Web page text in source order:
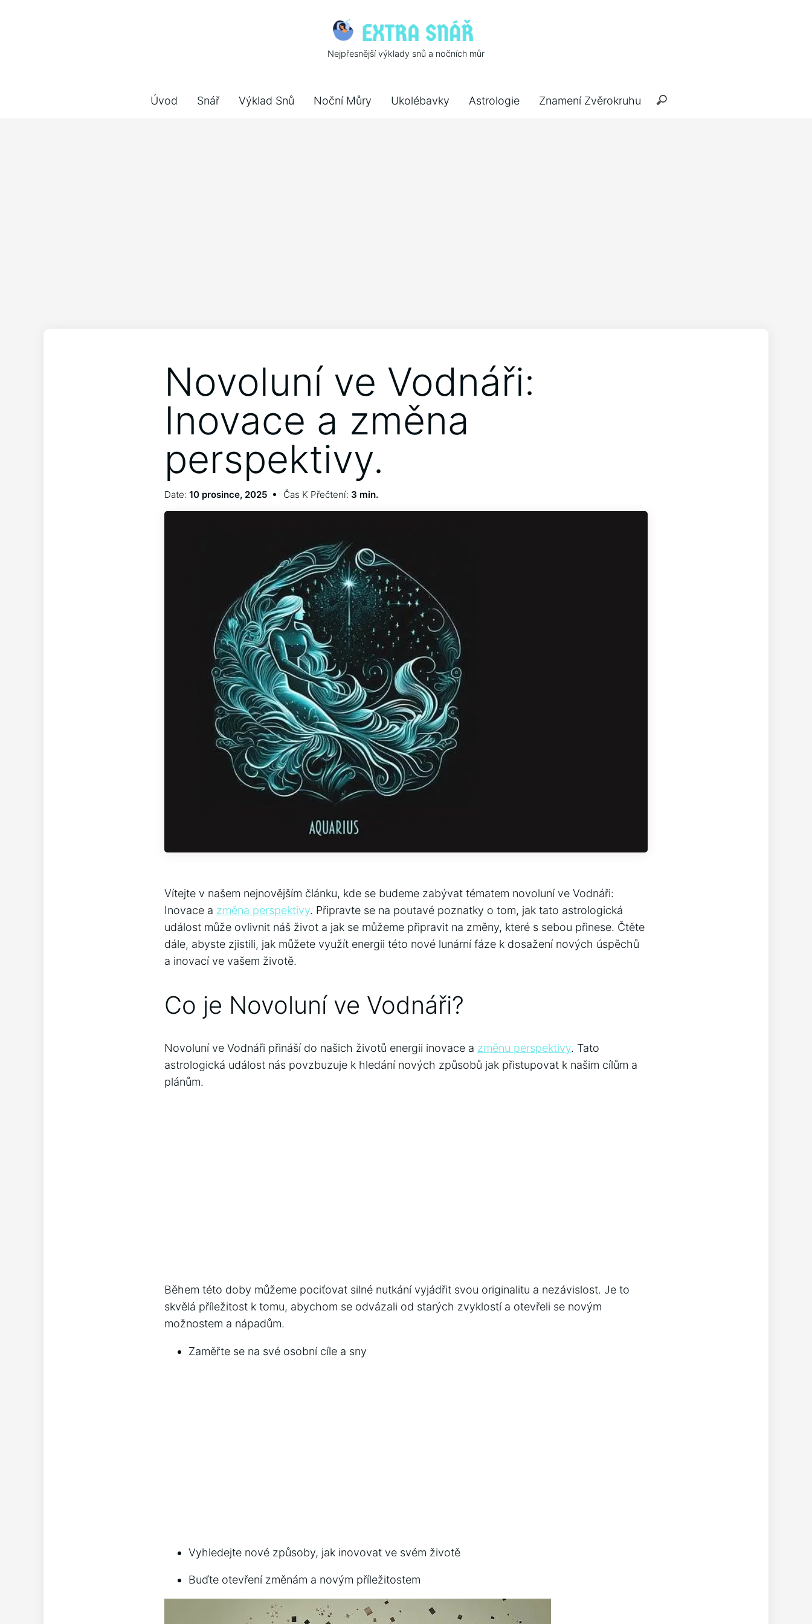
Nejpřesnější výklady snů a nočních můr
Úvod Snář Výklad Snů Noční Můry Ukolébavky Astrologie Znamení Zvěrokruhu
Novoluní ve Vodnáři:
Inovace a změna
perspektivy.
Date: 10 prosince, 2025 Čas K Přečtení: 3 min.
Vítejte v našem nejnovějším článku, kde se budeme zabývat tématem novoluní ve Vodnáři:
Inovace a změna perspektivy. Připravte se na poutavé poznatky o tom, jak tato astrologická
událost může ovlivnit náš život a jak se můžeme připravit na změny, které s sebou přinese. Čtěte
dále, abyste zjistili, jak můžete využít energii této nové lunární fáze k dosažení nových úspěchů
a inovací ve vašem životě.
Co je Novoluní ve Vodnáři?
Novoluní ve Vodnáři přináší do našich životů energii inovace a změnu perspektivy. Tato
astrologická událost nás povzbuzuje k hledání nových způsobů jak přistupovat k našim cílům a
plánům.
Během této doby můžeme pociťovat silné nutkání vyjádřit svou originalitu a nezávislost. Je to
skvělá příležitost k tomu, abychom se odvázali od starých zvyklostí a otevřeli se novým
možnostem a nápadům.
Zaměřte se na své osobní cíle a sny
Vyhledejte nové způsoby, jak inovovat ve svém životě
Buďte otevření změnám a novým příležitostem